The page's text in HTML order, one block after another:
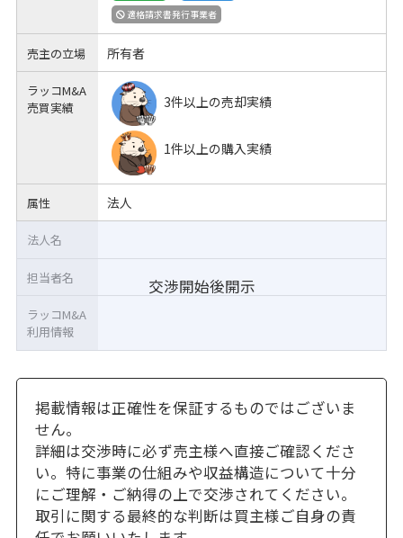
適格請求書発行事業者
売主の立場 所有者
ラッコM&A
売買実績
3件以上の売却実績
1件以上の購入実績
属性 法人
交渉開始後開示
法人名
担当者名
ラッコM&A
利用情報
掲載情報は正確性を保証するものではございま
せん。
詳細は交渉時に必ず売主様へ直接ご確認くださ
い。特に事業の仕組みや収益構造について十分
にご理解・ご納得の上で交渉されてください。
取引に関する最終的な判断は買主様ご自身の責